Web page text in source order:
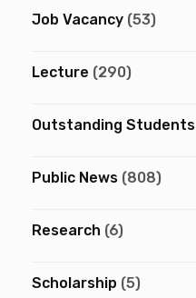
Job Vacancy (53)
Lecture (290)
Outstanding
Public News (808)
Research (6)
Scholarship (5)